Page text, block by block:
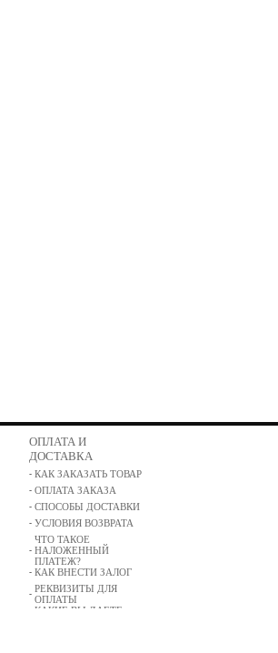
ОПЛАТА И
ДОСТАВКА
КАК ЗАКАЗАТЬ ТОВАР
ОПЛАТА ЗАКАЗА
СПОСОБЫ ДОСТАВКИ
УСЛОВИЯ ВОЗВРАТА
ЧТО ТАКОЕ
НАЛОЖЕННЫЙ
ПЛАТЕЖ?
КАК ВНЕСТИ ЗАЛОГ
РЕКВИЗИТЫ ДЛЯ
ОПЛАТЫ
КАКИЕ ВЫ ДАЕТЕ